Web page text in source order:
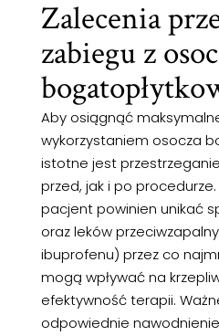
Zalecenia
zabiegu z
Aby osiągnąć
wykorzystaniem osocza
istotne jest
przed, jak i po
pacjent powinien unikać
oraz leków
ibuprofenu) przez co
mogą wpływać na
efektywność terapii.
odpowiednie